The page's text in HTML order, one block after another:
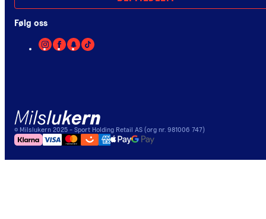
Følg oss
© Milslukern 2025 - Sport Holding Retail AS (org nr. 981006 747)